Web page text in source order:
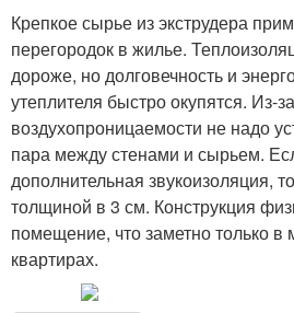
Крепкое сырье из экструдера
перегородок в жилье.
дороже, но долговечность и
утеплителя быстро окупятся. Из-
воздухопроницаемости не надо
пара между стенами и сырьем.
дополнительная звукоизоляция,
толщиной в 3 см. Конструкция
помещение, что заметно только в
квартирах.